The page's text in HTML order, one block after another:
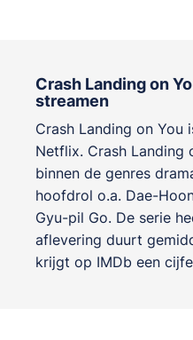
Crash Landing on
streamen
Crash Landing on You
Netflix. Crash Landing
binnen de genres
hoofdrol o.a. Dae-
Gyu-pil Go. De serie
aflevering duurt
krijgt op IMDb een